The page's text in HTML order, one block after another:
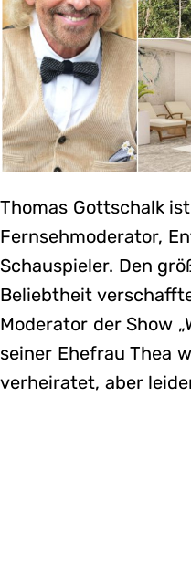
Thomas Gottschalk
Fernsehmoderator,
Schauspieler. Den
Beliebtheit
Moderator der Show
seiner Ehefrau Thea
verheiratet, aber